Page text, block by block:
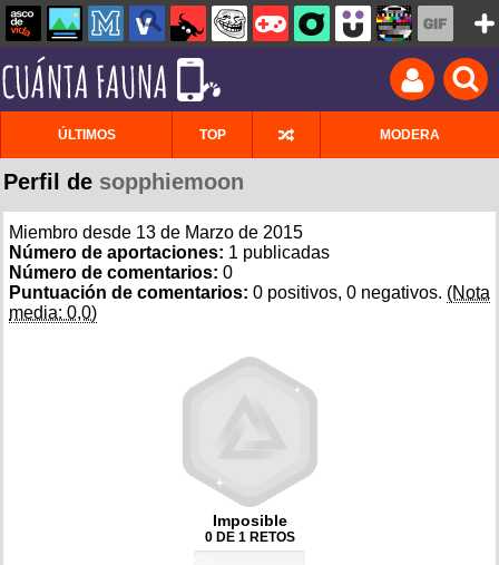
ÚLTIMOS TOP MODERA
Perfil de sopphiemoon
Miembro desde 13 de Marzo de 2015
Número de aportaciones: 1 publicadas
Número de comentarios: 0
Puntuación de comentarios: 0 positivos, 0 negativos. (Nota
media: 0,0)
Imposible
0 DE 1 RETOS